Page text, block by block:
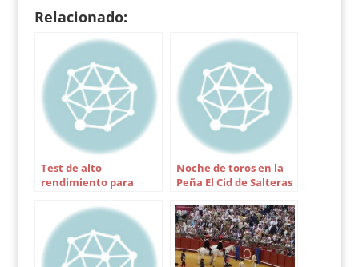
de Zalduendo,…
premiada con una
oreja por culpa de la
espada. Galloso
violvión forma ni
sitio. Cinco toros de
Santiago Domecq y
uno, cuarto, de Ana
María Bohórquez,
discretos de
presentación, flojos y
de…
Relacionado:
Test de alto
rendimiento para
Noche de toros en la
Peña El Cid de Salteras